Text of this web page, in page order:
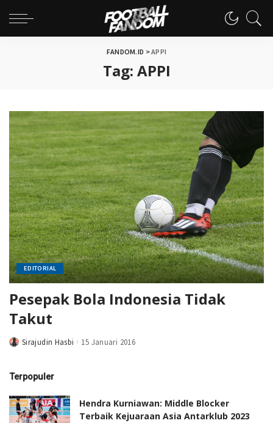
FANDOM.ID >APPI
Tag: APPI
EDITORIAL
Pesepak Bola Indonesia Tidak
Takut
PostedSirajudin Hasbi 15 Januari 2016
Terpopuler
Hendra Kurniawan: Middle Blocker
Terbaik Kejuaraan Asia Antarklub 2023